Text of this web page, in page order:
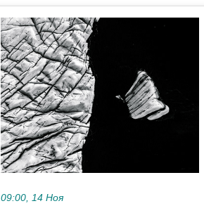
09:00, 14 Ноя